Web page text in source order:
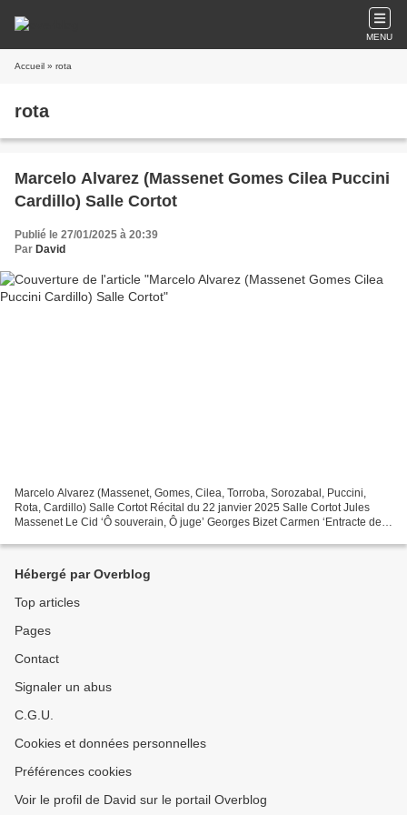
MENU
Accueil » rota
rota
Marcelo Alvarez (Massenet Gomes Cilea Puccini
Cardillo) Salle Cortot
Publié le 27/01/2025 à 20:39
Par David
Marcelo Alvarez (Massenet, Gomes, Cilea, Torroba, Sorozabal, Puccini,
Rota, Cardillo) Salle Cortot Récital du 22 janvier 2025 Salle Cortot Jules
Massenet Le Cid ‘Ô souverain, Ô juge’ Georges Bizet Carmen ‘Entracte de
Hébergé par Overblog
Top articles
Pages
Contact
Signaler un abus
C.G.U.
Cookies et données personnelles
Préférences cookies
Voir le profil de David sur le portail Overblog